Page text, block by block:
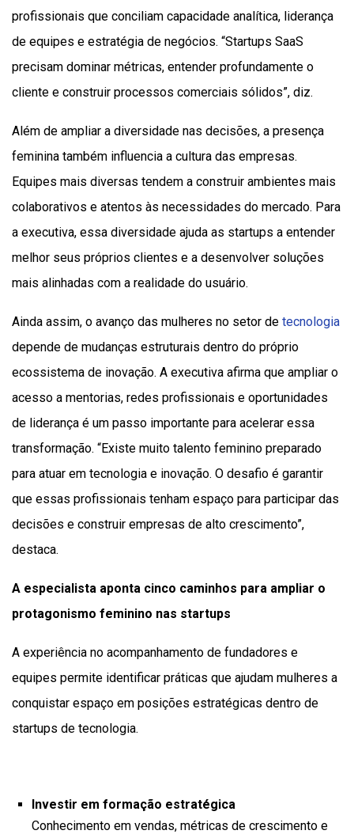
profissionais que conciliam capacidade analítica, liderança
de equipes e estratégia de negócios. “Startups SaaS
precisam dominar métricas, entender profundamente o
cliente e construir processos comerciais sólidos”, diz.
Além de ampliar a diversidade nas decisões, a presença
feminina também influencia a cultura das empresas.
Equipes mais diversas tendem a construir ambientes mais
colaborativos e atentos às necessidades do mercado. Para
a executiva, essa diversidade ajuda as startups a entender
melhor seus próprios clientes e a desenvolver soluções
mais alinhadas com a realidade do usuário.
Ainda assim, o avanço das mulheres no setor de tecnologia
depende de mudanças estruturais dentro do próprio
ecossistema de inovação. A executiva afirma que ampliar o
acesso a mentorias, redes profissionais e oportunidades
de liderança é um passo importante para acelerar essa
transformação. “Existe muito talento feminino preparado
para atuar em tecnologia e inovação. O desafio é garantir
que essas profissionais tenham espaço para participar das
decisões e construir empresas de alto crescimento”,
destaca.
A especialista aponta cinco caminhos para ampliar o
protagonismo feminino nas startups
A experiência no acompanhamento de fundadores e
equipes permite identificar práticas que ajudam mulheres a
conquistar espaço em posições estratégicas dentro de
startups de tecnologia.
Investir em formação estratégica
Conhecimento em vendas, métricas de crescimento e